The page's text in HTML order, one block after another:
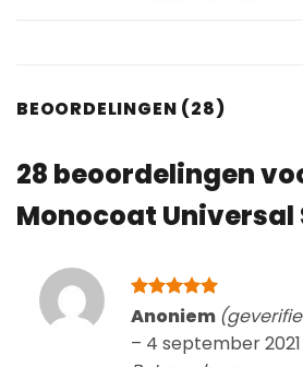
BEOORDELINGEN (28)
28 beoordelingen
Monocoat Universal
Gewaardeerd
Anoniem
– 4 september 2021